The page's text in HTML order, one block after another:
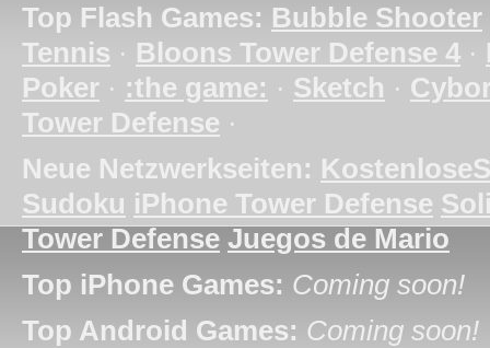
Top Flash Games: Bubble Shooter
Tennis · Bloons Tower Defense 4 ·
Poker · :the game: · Sketch ·
Tower Defense ·
Neue Netzwerkseiten:
Sudoku iPhone Tower Defense
Tower Defense Juegos de Mario
Top iPhone Games: Coming soon!
Top Android Games: Coming soon!